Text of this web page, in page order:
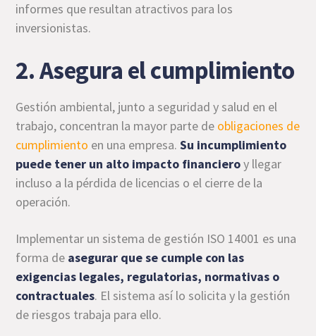
informes que resultan atractivos para los
inversionistas.
2. Asegura el cumplimiento
Gestión ambiental, junto a seguridad y salud en el
trabajo, concentran la mayor parte de obligaciones de
cumplimiento en una empresa.Su incumplimiento
puede tener un alto impacto financieroy llegar
incluso a la pérdida de licencias o el cierre de la
operación.
Implementar un sistema de gestión ISO 14001 es una
forma de asegurar que se cumple con las
exigencias legales, regulatorias, normativas o
contractuales. El sistema así lo solicita y la gestión
de riesgos trabaja para ello.